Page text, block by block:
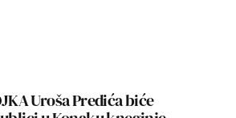
Uroša Predića biće